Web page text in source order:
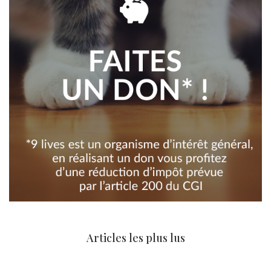
Articles les plus lus